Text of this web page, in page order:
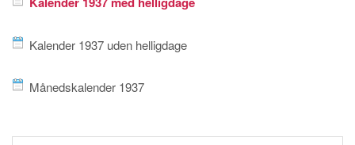
Kalender 1937 uden helligdage
Månedskalender 1937